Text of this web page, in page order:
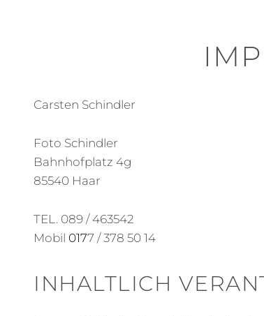
Carsten Schindler
Foto Schindler
Bahnhofplatz 4g
85540 Haar
TEL. 089 / 463542
Mobil 0177 / 378 50 14
INHALTLICH